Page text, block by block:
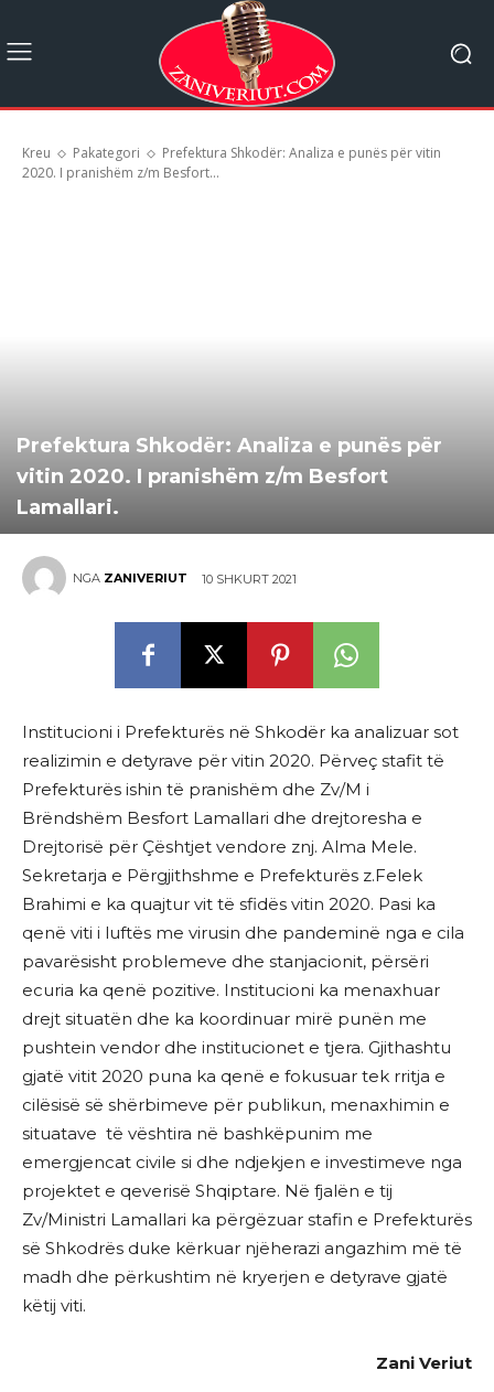
Kreu Pakategori
Prefektura Shkodër: Analiza e punës për vitin
2020. I pranishëm z/m Besfort...
Prefektura Shkodër: Analiza e punës për
vitin 2020. I pranishëm z/m Besfort
Lamallari.
NGA ZANIVERIUT 10 SHKURT 2021
Institucioni i Prefekturës në Shkodër ka analizuar sot
realizimin e detyrave për vitin 2020. Përveç stafit të
Prefekturës ishin të pranishëm dhe Zv/M i
Brëndshëm Besfort Lamallari dhe drejtoresha e
Drejtorisë për Çështjet vendore znj. Alma Mele.
Sekretarja e Përgjithshme e Prefekturës z.Felek
Brahimi e ka quajtur vit të sfidës vitin 2020. Pasi ka
qenë viti i luftës me virusin dhe pandeminë nga e cila
pavarësisht problemeve dhe stanjacionit, përsëri
ecuria ka qenë pozitive. Institucioni ka menaxhuar
drejt situatën dhe ka koordinuar mirë punën me
pushtein vendor dhe institucionet e tjera. Gjithashtu
gjatë vitit 2020 puna ka qenë e fokusuar tek rritja e
cilësisë së shërbimeve për publikun, menaxhimin e
situatave të vështira në bashkëpunim me
emergjencat civile si dhe ndjekjen e investimeve nga
projektet e qeverisë Shqiptare. Në fjalën e tij
Zv/Ministri Lamallari ka përgëzuar stafin e Prefekturës
së Shkodrës duke kërkuar njëherazi angazhim më të
madh dhe përkushtim në kryerjen e detyrave gjatë
këtij viti.
Zani Veriut